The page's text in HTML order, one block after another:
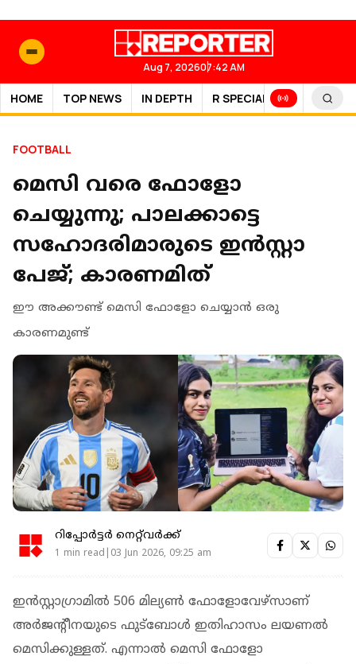
Aug 7, 202607:42 AM
HOME TOP NEWS IN DEPTH R SPECIAL SPORTS
FOOTBALL
മെസി വരെ ഫോളോ
ചെയ്യുന്നു; പാലക്കാട്ടെ
സഹോദരിമാരുടെ ഇൻസ്റ്റാ
പേജ്; കാരണമിത്
ഈ അക്കൗണ്ട് മെസി ഫോളോ ചെയ്യാൻ ഒരു
കാരണമുണ്ട്
റിപ്പോർട്ടർ നെറ്റ്‌വര്‍ക്ക്‌
1 min read|03 Jun 2026, 09:25 am
ഇൻസ്റ്റാഗ്രാമിൽ 506 മില്യൺ ഫോളോവേഴ്സാണ്
അർജന്റീനയുടെ ഫുട്ബോൾ ഇതിഹാസം ലയണൽ
മെസിക്കുള്ളത്. എന്നാൽ മെസി ഫോളോ